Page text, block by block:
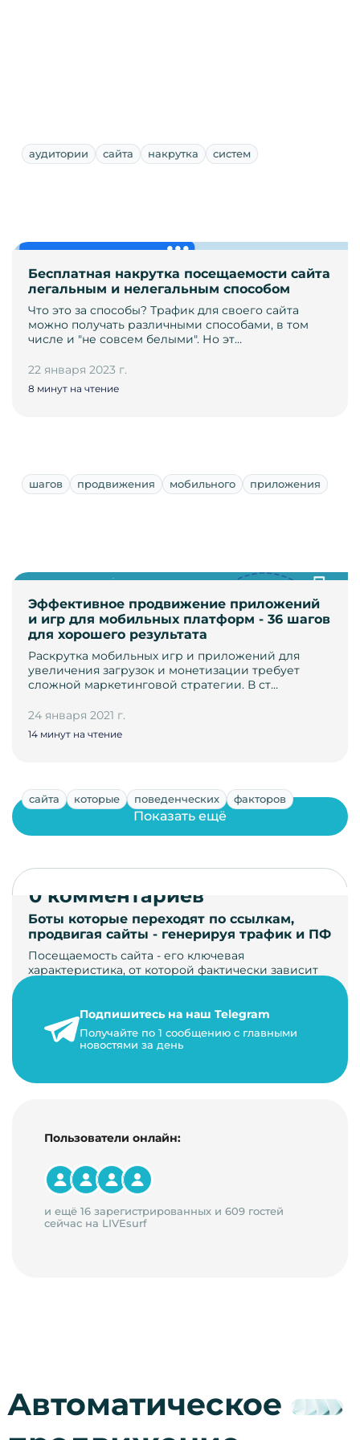
аудитории сайта накрутка систем
Бесплатная накрутка посещаемости сайта
легальным и нелегальным способом
Что это за способы? Трафик для своего сайта
можно получать различными способами, в том
числе и "не совсем белыми". Но эт…
22 января 2023 г.
8 минут на чтение
шагов продвижения мобильного приложения
Эффективное продвижение приложений
и игр для мобильных платформ - 36 шагов
для хорошего результата
Раскрутка мобильных игр и приложений для
увеличения загрузок и монетизации требует
сложной маркетинговой стратегии. В ст…
24 января 2021 г.
14 минут на чтение
сайта которые поведенческих факторов
Боты которые переходят по ссылкам,
продвигая сайты - генерируя трафик и ПФ
Посещаемость сайта - его ключевая
характеристика, от которой фактически зависит
22 мая 2024 г.
9 минут на чтение
Показать ещё
0 комментариев
Подпишитесь на наш Telegram
Получайте по 1 сообщению с главными
новостями за день
Пользователи онлайн:
и ещё 16 зарегистрированных и 609 гостей
сейчас на LIVEsurf
Автоматическое